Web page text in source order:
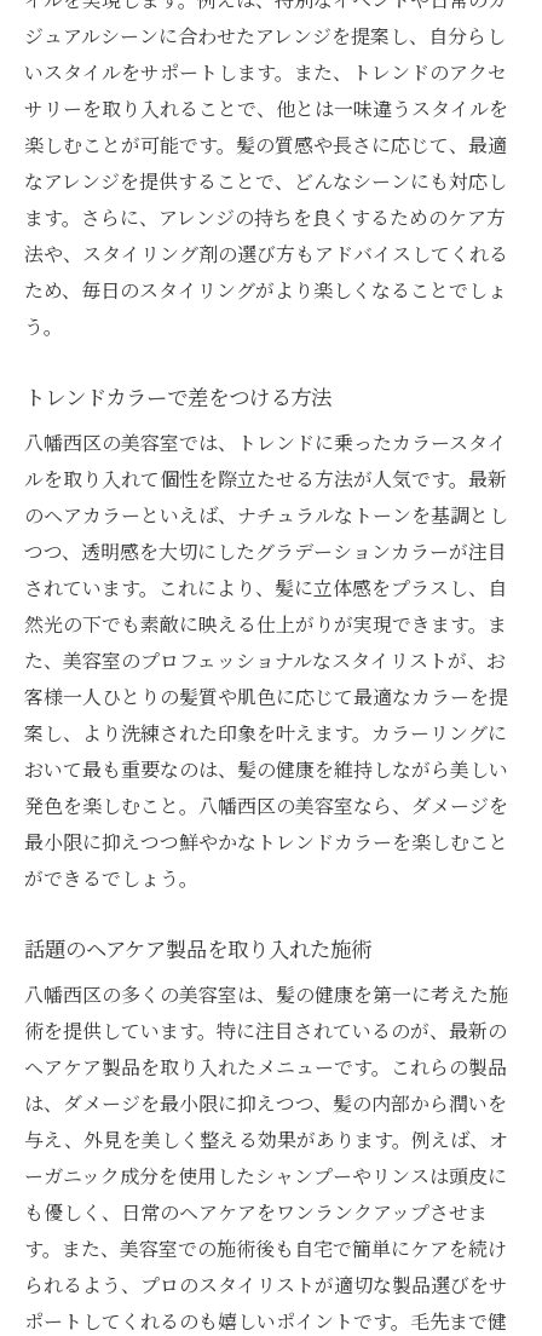
ジュアルシーンに合わせたアレンジを提案し、自分らし
いスタイルをサポートします。また、トレンドのアクセ
サリーを取り入れることで、他とは一味違うスタイルを
楽しむことが可能です。髪の質感や長さに応じて、最適
なアレンジを提供することで、どんなシーンにも対応し
ます。さらに、アレンジの持ちを良くするためのケア方
法や、スタイリング剤の選び方もアドバイスしてくれる
ため、毎日のスタイリングがより楽しくなることでしょ
う。
トレンドカラーで差をつける方法
八幡西区の美容室では、トレンドに乗ったカラースタイ
ルを取り入れて個性を際立たせる方法が人気です。最新
のヘアカラーといえば、ナチュラルなトーンを基調とし
つつ、透明感を大切にしたグラデーションカラーが注目
されています。これにより、髪に立体感をプラスし、自
然光の下でも素敵に映える仕上がりが実現できます。ま
た、美容室のプロフェッショナルなスタイリストが、お
客様一人ひとりの髪質や肌色に応じて最適なカラーを提
案し、より洗練された印象を叶えます。カラーリングに
おいて最も重要なのは、髪の健康を維持しながら美しい
発色を楽しむこと。八幡西区の美容室なら、ダメージを
最小限に抑えつつ鮮やかなトレンドカラーを楽しむこと
ができるでしょう。
話題のヘアケア製品を取り入れた施術
八幡西区の多くの美容室は、髪の健康を第一に考えた施
術を提供しています。特に注目されているのが、最新の
ヘアケア製品を取り入れたメニューです。これらの製品
は、ダメージを最小限に抑えつつ、髪の内部から潤いを
与え、外見を美しく整える効果があります。例えば、オ
ーガニック成分を使用したシャンプーやリンスは頭皮に
も優しく、日常のヘアケアをワンランクアップさせま
す。また、美容室での施術後も自宅で簡単にケアを続け
られるよう、プロのスタイリストが適切な製品選びをサ
ポートしてくれるのも嬉しいポイントです。毛先まで健